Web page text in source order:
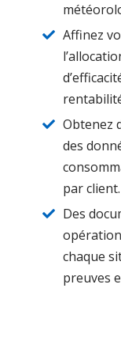
Affinez
Obtenez
des
par client.
Des
chaque
preuves